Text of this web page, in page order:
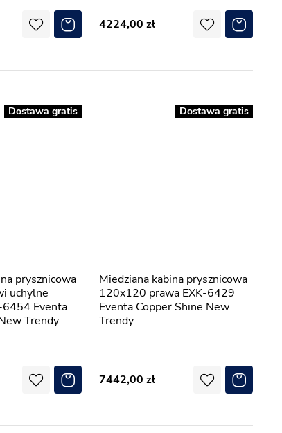
4224,00
uchylne
Eventa
Trendy
Dostawa gratis
Miedziana kabina prysznicowa
120x120 prawa EXK-6429
Eventa Copper Shine New
Trendy
7442,00
Dostawa gratis